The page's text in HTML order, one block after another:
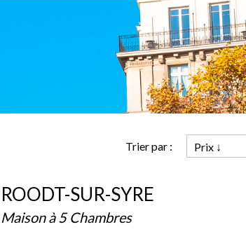
Trier par : Prix ↓
ROODT-SUR-SYRE
Maison à 5 Chambres